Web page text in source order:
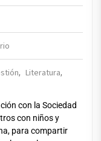
, Literatura,
con la Sociedad
con niños y
para compartir